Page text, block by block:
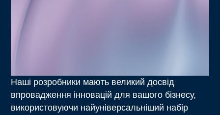
Наші розробники мають великий досвід
впровадження інновацій для вашого бізнесу,
використовуючи найуніверсальніший набір